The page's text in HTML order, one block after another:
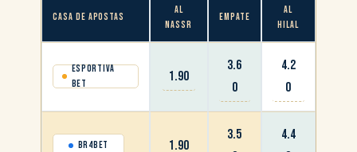
CASA DE APOSTAS
AL
NASSR
EMPATE
AL
HILAL
Esportiva
Bet
1.90
3.6
0
4.2
0
BR4Bet 1.90
3.5
4.4